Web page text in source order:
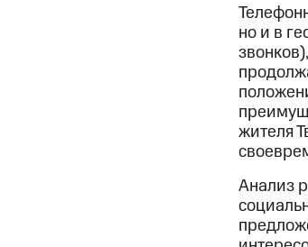
но и в
жителя
Анализ